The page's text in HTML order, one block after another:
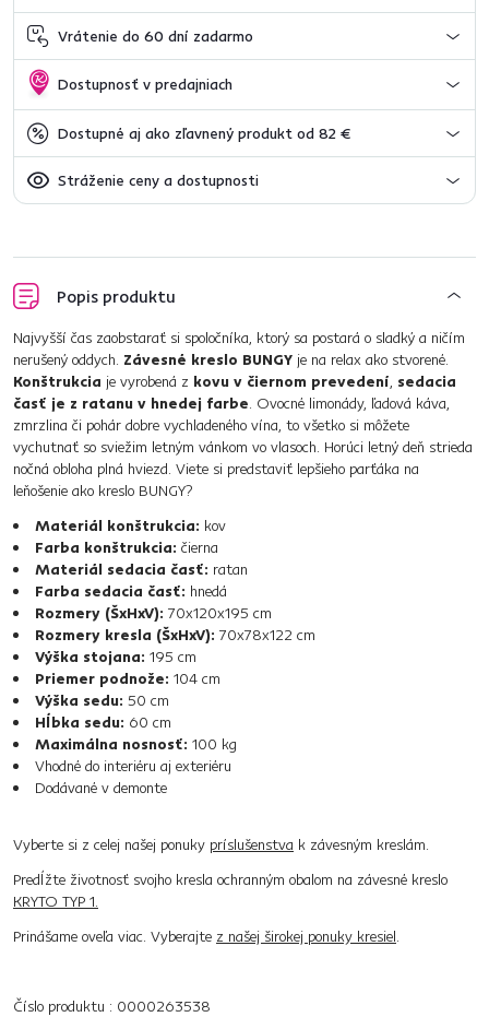
Vrátenie do 60 dní zadarmo
Dostupnosť v predajniach
Dostupné aj ako zľavnený produkt od 82 €
Stráženie ceny a dostupnosti
Popis produktu
Najvyšší čas zaobstarať si spoločníka, ktorý sa postará o sladký a ničím
nerušený oddych. Závesné kreslo BUNGY je na relax ako stvorené.
Konštrukcia je vyrobená z kovu v čiernom prevedení, sedacia
časť je z ratanu v hnedej farbe. Ovocné limonády, ľadová káva,
zmrzlina či pohár dobre vychladeného vína, to všetko si môžete
vychutnať so sviežim letným vánkom vo vlasoch. Horúci letný deň strieda
nočná obloha plná hviezd. Viete si predstaviť lepšieho parťáka na
leňošenie ako kreslo BUNGY?
Materiál konštrukcia: kov
Farba konštrukcia: čierna
Materiál sedacia časť: ratan
Farba sedacia časť: hnedá
Rozmery (ŠxHxV): 70x120x195 cm
Rozmery kresla (ŠxHxV): 70x78x122 cm
Výška stojana: 195 cm
Priemer podnože: 104 cm
Výška sedu: 50 cm
Hĺbka sedu: 60 cm
Maximálna nosnosť: 100 kg
Vhodné do interiéru aj exteriéru
Dodávané v demonte
Vyberte si z celej našej ponuky príslušenstva k závesným kreslám.
Predĺžte životnosť svojho kresla ochranným obalom na závesné kreslo
KRYTO TYP 1.
Prinášame oveľa viac. Vyberajte z našej širokej ponuky kresiel.
Číslo produktu : 0000263538